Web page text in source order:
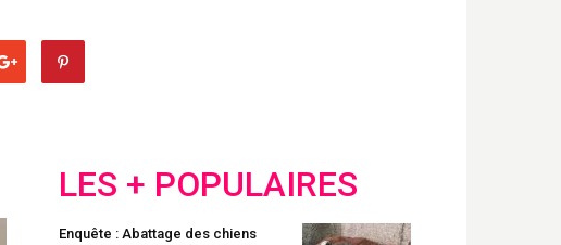
LES + POPULAIRES
Enquête : Abattage des chiens